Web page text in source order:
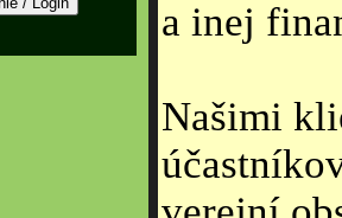
a inej
Našimi